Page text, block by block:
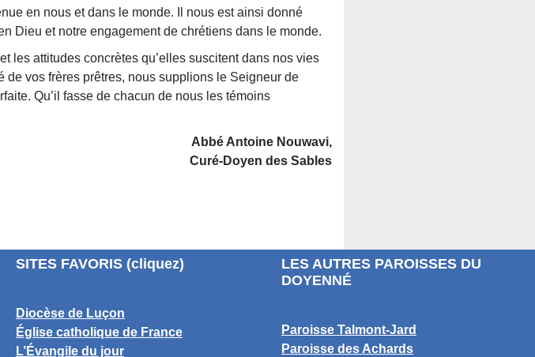
en nous et dans le monde. Il nous est ainsi donné
Dieu et notre engagement de chrétiens dans le monde.
les attitudes concrètes qu’elles suscitent dans nos vies
vos frères prêtres, nous supplions le Seigneur de
Qu’il fasse de chacun de nous les témoins
Abbé Antoine Nouwavi,
Curé-Doyen des Sables
SITES FAVORIS (cliquez)
Diocèse de Luçon
Église catholique de France
L’Évangile du jour
LES AUTRES PAROISSES DU
DOYENNÉ
Paroisse Talmont-Jard
Paroisse des Achards